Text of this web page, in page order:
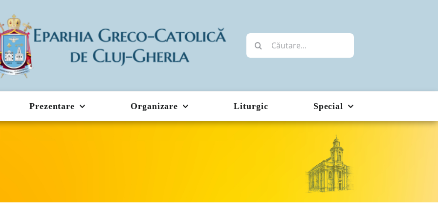
Cautare...
Prezentare Organizare Liturgic Special